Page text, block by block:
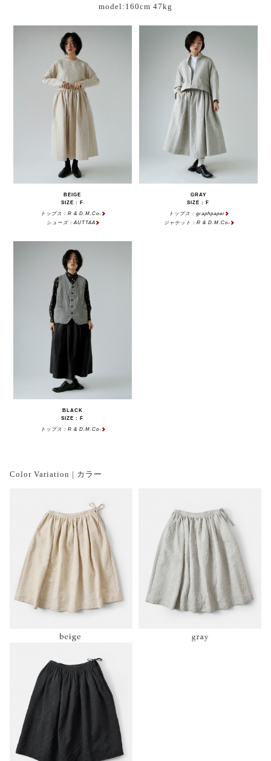
model:160cm 47kg
BEIGE
SIZE : F
トップス：R & D.M.Co-
シューズ：AUTTAA
GRAY
SIZE : F
トップス：graphpaper
ジャケット：R & D.M.Co-
BLACK
SIZE : F
トップス：R & D.M.Co-
Color Variation | カラー